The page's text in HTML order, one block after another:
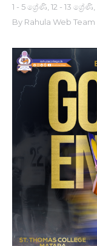
1 - 5 ශ්‍රේණි 12 - 13 ශ්‍රේණි
By Rahula Web Team